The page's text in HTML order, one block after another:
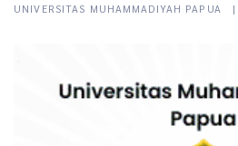
UNIVERSITAS MUHAMMADIYAH PAPUA |